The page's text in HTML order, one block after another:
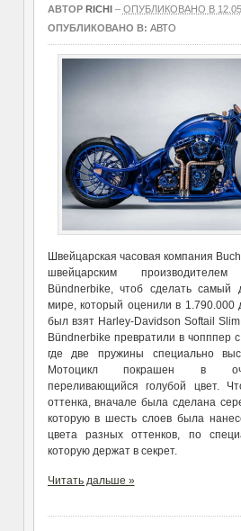
АВТОР RICHI – ОПУБЛИКОВАНО В
ОПУБЛИКОВАНО В: АВТО
Швейцарская часовая компания
швейцарским
Bündnerbike, чтоб сделать самый
мире, который оценили в 1.790.000
был взят Harley-Davidson Softail
Bündnerbike превратили в чопппер
где две пружины специально
Мотоцикл покрашен в
переливающийся голубой цвет.
оттенка, вначале была сделана
которую в шесть слоев была
цвета разных оттенков, по
которую держат в секрет.
Читать дальше »